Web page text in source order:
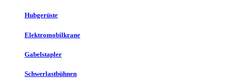
Hubgerüste
Elektromobilkrane
Gabelstapler
Schwerlastbühnen